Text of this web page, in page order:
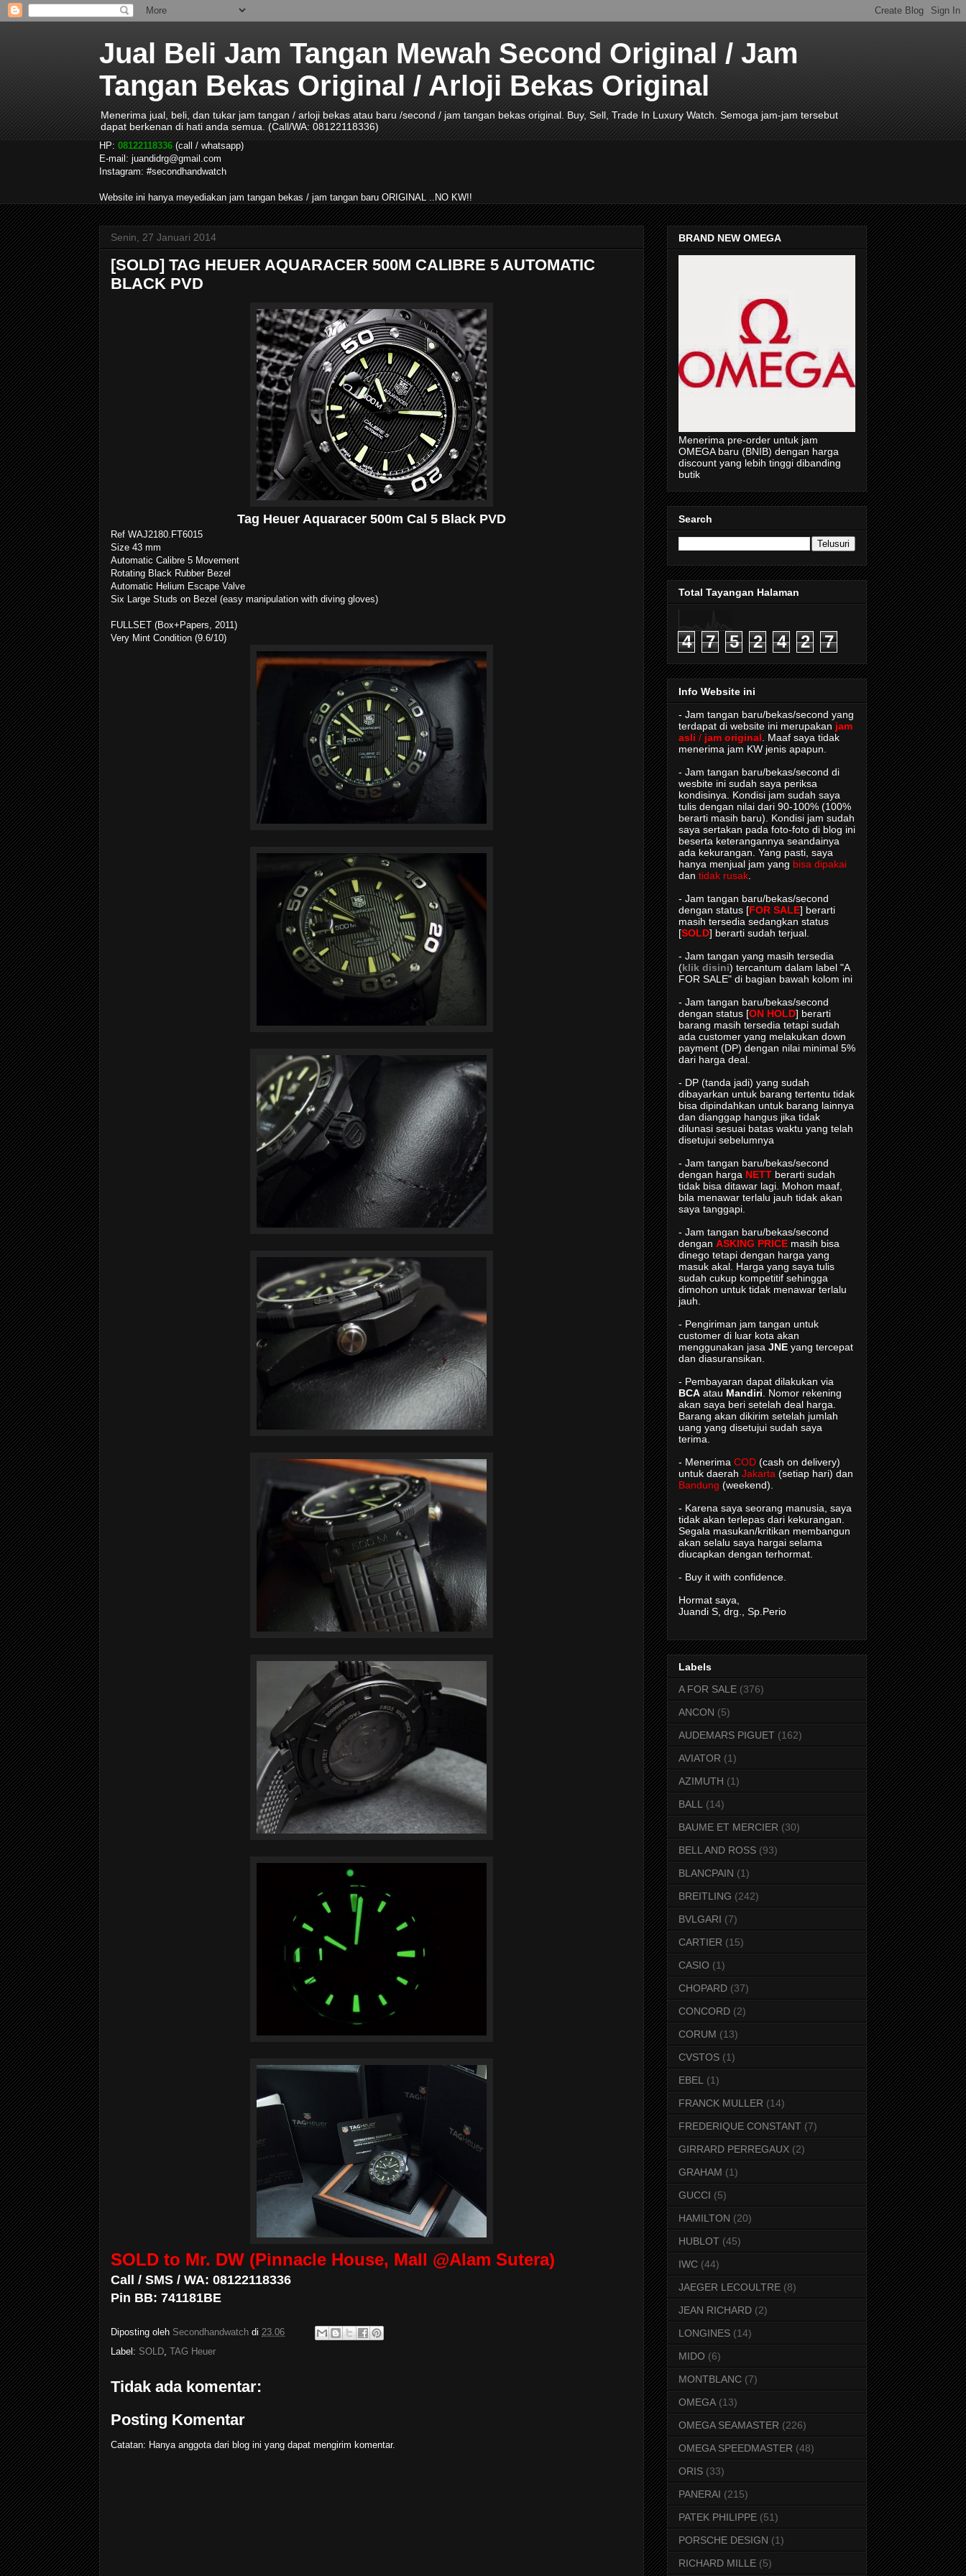
Jual Beli Jam Tangan Mewah Second Original / Jam
Tangan Bekas Original / Arloji Bekas Original
Menerima jual, beli, dan tukar jam tangan / arloji bekas atau baru /second / jam tangan bekas original. Buy, Sell, Trade In Luxury Watch. Semoga jam-jam tersebut
dapat berkenan di hati anda semua. (Call/WA: 08122118336)
HP: 08122118336 (call / whatsapp)
E-mail: juandidrg@gmail.com
Instagram: #secondhandwatch
Website ini hanya meyediakan jam tangan bekas / jam tangan baru ORIGINAL ..NO KW!!
Senin, 27 Januari 2014
[SOLD] TAG HEUER AQUARACER 500M CALIBRE 5 AUTOMATIC
BLACK PVD
Tag Heuer Aquaracer 500m Cal 5 Black PVD
Ref WAJ2180.FT6015
Size 43 mm
Automatic Calibre 5 Movement
Rotating Black Rubber Bezel
Automatic Helium Escape Valve
Six Large Studs on Bezel (easy manipulation with diving gloves)
FULLSET (Box+Papers, 2011)
Very Mint Condition (9.6/10)
SOLD to Mr. DW (Pinnacle House, Mall @Alam Sutera)
Call / SMS / WA: 08122118336
Pin BB: 741181BE
Diposting oleh Secondhandwatch di 23.06
Label: SOLD, TAG Heuer
Tidak ada komentar:
Posting Komentar
Catatan: Hanya anggota dari blog ini yang dapat mengirim komentar.
BRAND NEW OMEGA
Menerima pre-order untuk jam
OMEGA baru (BNIB) dengan harga
discount yang lebih tinggi dibanding
butik
Search
Total Tayangan Halaman
4 7 5 2 4 2 7
Info Website ini
- Jam tangan baru/bekas/second yang
terdapat di website ini merupakan jam
asli / jam original . Maaf saya tidak
menerima jam KW jenis apapun.
- Jam tangan baru/bekas/second di
wesbite ini sudah saya periksa
kondisinya. Kondisi jam sudah saya
tulis dengan nilai dari 90-100% (100%
berarti masih baru). Kondisi jam sudah
saya sertakan pada foto-foto di blog ini
beserta keterangannya seandainya
ada kekurangan. Yang pasti, saya
hanya menjual jam yang bisa dipakai
dan tidak rusak
- Jam tangan baru/bekas/second
dengan status [FOR SALE] berarti
masih tersedia sedangkan status
[SOLD] berarti sudah terjual.
- Jam tangan yang masih tersedia
(klik disini) tercantum dalam label "A
FOR SALE" di bagian bawah kolom ini
- Jam tangan baru/bekas/second
dengan status [ON HOLD] berarti
barang masih tersedia tetapi sudah
ada customer yang melakukan down
payment (DP) dengan nilai minimal 5%
dari harga deal.
- DP (tanda jadi) yang sudah
dibayarkan untuk barang tertentu tidak
bisa dipindahkan untuk barang lainnya
dan dianggap hangus jika tidak
dilunasi sesuai batas waktu yang telah
disetujui sebelumnya
- Jam tangan baru/bekas/second
dengan harga NETT berarti sudah
tidak bisa ditawar lagi. Mohon maaf,
bila menawar terlalu jauh tidak akan
saya tanggapi.
- Jam tangan baru/bekas/second
dengan ASKING PRICE masih bisa
dinego tetapi dengan harga yang
masuk akal. Harga yang saya tulis
sudah cukup kompetitif sehingga
dimohon untuk tidak menawar terlalu
jauh.
- Pengiriman jam tangan untuk
customer di luar kota akan
menggunakan jasa JNE yang tercepat
dan diasuransikan.
- Pembayaran dapat dilakukan via
BCA atau Mandiri . Nomor rekening
akan saya beri setelah deal harga.
Barang akan dikirim setelah jumlah
uang yang disetujui sudah saya
terima.
- Menerima COD (cash on delivery)
untuk daerah Jakarta (setiap hari) dan
Bandung (weekend).
- Karena saya seorang manusia, saya
tidak akan terlepas dari kekurangan.
Segala masukan/kritikan membangun
akan selalu saya hargai selama
diucapkan dengan terhormat.
- Buy it with confidence.
Hormat saya,
Juandi S, drg., Sp.Perio
Labels
A FOR SALE (376)
ANCON (5)
AUDEMARS PIGUET (162)
AVIATOR (1)
AZIMUTH (1)
BALL
(14)
BAUME ET MERCIER (30)
BELL AND ROSS (93)
BLANCPAIN (1)
BREITLING (242)
BVLGARI (7)
CARTIER (15)
CASIO (1)
CHOPARD (37)
CONCORD (2)
CORUM (13)
CVSTOS (1)
EBEL
(1)
FRANCK MULLER (14)
FREDERIQUE CONSTANT (7)
GIRRARD PERREGAUX (2)
GRAHAM (1)
GUCCI (5)
HAMILTON (20)
HUBLOT (45)
IWC (44)
JAEGER LECOULTRE (8)
JEAN RICHARD (2)
LONGINES (14)
MIDO (6)
MONTBLANC (7)
OMEGA (13)
OMEGA SEAMASTER (226)
OMEGA SPEEDMASTER (48)
ORIS (33)
PANERAI (215)
PATEK PHILIPPE (51)
PORSCHE DESIGN (1)
RICHARD MILLE (5)